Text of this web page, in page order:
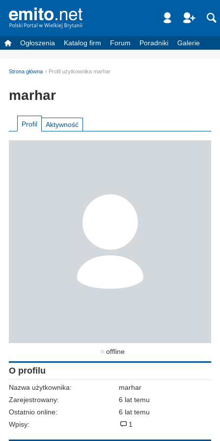
Ogłoszenia Katalog firm Forum Poradniki Galerie
Strona główna Profil użytkownika marhar
marhar
Profil Aktywność
offline
O profilu
Nazwa użytkownika:
marhar
Zarejestrowany:
6 lat temu
Ostatnio online:
6 lat temu
Wpisy:
1